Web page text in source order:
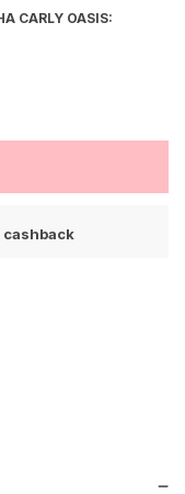
CARLY OASIS:
cashback